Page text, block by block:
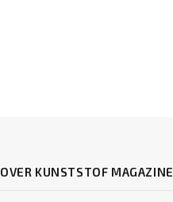
OVER KUNSTSTOF MAGAZINE